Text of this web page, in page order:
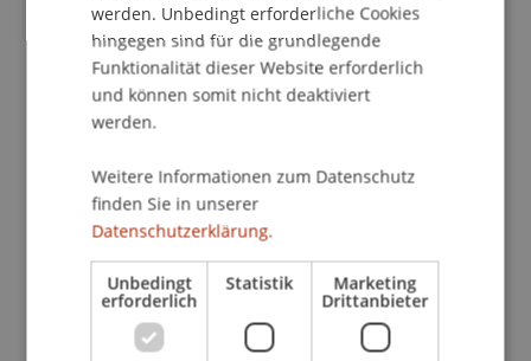
v. l.: Ermal Gashi, Tobias Zangerl (Hilti AG)
und Laura Boltizar
werden. Unbedingt erforderliche Cookies
hingegen sind für die grundlegende
Funktionalität dieser Website erforderlich
und können somit nicht deaktiviert
werden.
Weitere Informationen zum Datenschutz
finden Sie in unserer
Datenschutzerklärung.
Unbedingt
erforderlich
Statistik Marketing
Drittanbieter